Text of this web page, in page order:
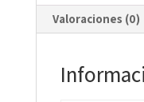
Valoraciones (0)